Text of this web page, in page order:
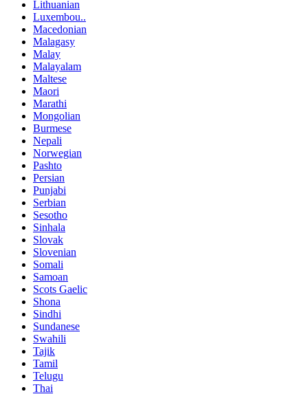
Lithuanian
Luxembou..
Macedonian
Malagasy
Malay
Malayalam
Maltese
Maori
Marathi
Mongolian
Burmese
Nepali
Norwegian
Pashto
Persian
Punjabi
Serbian
Sesotho
Sinhala
Slovak
Slovenian
Somali
Samoan
Scots Gaelic
Shona
Sindhi
Sundanese
Swahili
Tajik
Tamil
Telugu
Thai